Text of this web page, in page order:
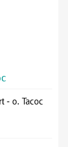
- о. Тасос